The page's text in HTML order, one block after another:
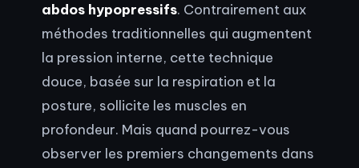
abdos hypopressifs. Contrairement aux
méthodes traditionnelles qui augmentent
la pression interne, cette technique
douce, basée sur la respiration et la
posture, sollicite les muscles en
profondeur. Mais quand pourrez-vous
observer les premiers changements dans